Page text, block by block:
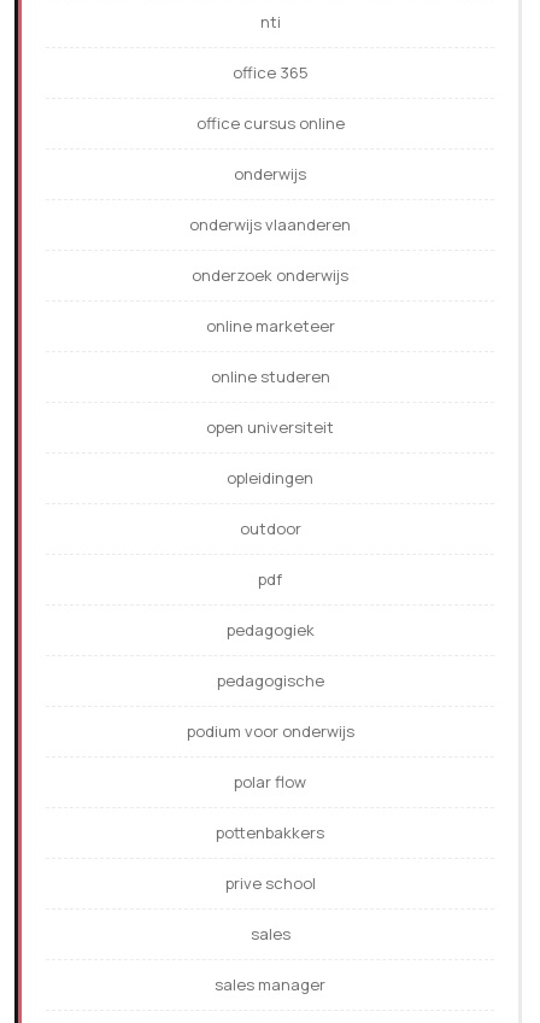
nti
office 365
office cursus online
onderwijs
onderwijs vlaanderen
onderzoek onderwijs
online marketeer
online studeren
open universiteit
opleidingen
outdoor
pdf
pedagogiek
pedagogische
podium voor onderwijs
polar flow
pottenbakkers
prive school
sales
sales manager